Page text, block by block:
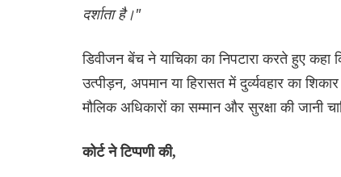
दर्शाता है।"
डिवीजन बेंच ने याचिका का निपटारा करते हुए कहा
उत्पीड़न, अपमान या हिरासत में दुर्व्यवहार का
मौलिक अधिकारों का सम्मान और सुरक्षा की जानी
कोर्ट ने टिप्पणी की,